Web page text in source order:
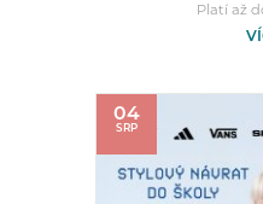
Platí až
04
SRP